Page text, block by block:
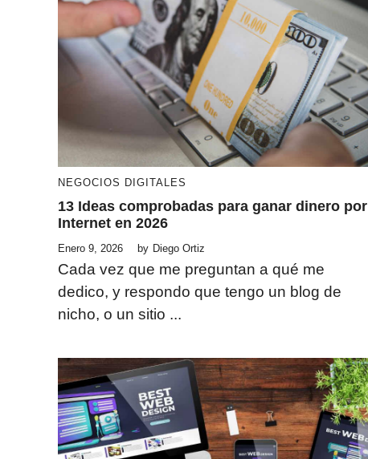
NEGOCIOS DIGITALES
13 Ideas comprobadas para ganar dinero por
Internet en 2026
Enero 9, 2026 by Diego Ortiz
Cada vez que me preguntan a qué me
dedico, y respondo que tengo un blog de
nicho, o un sitio ...